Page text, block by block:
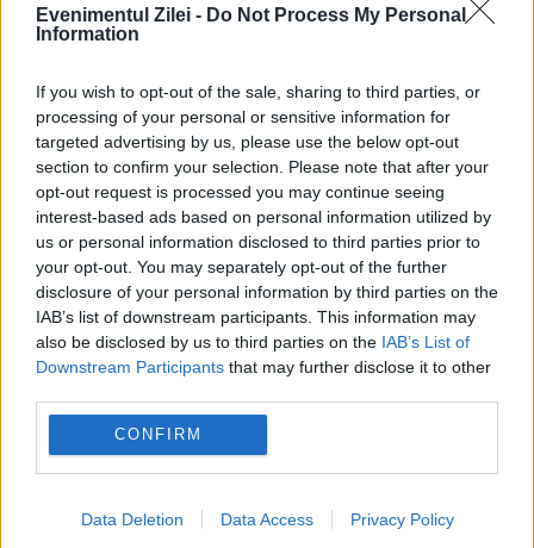
Evenimentul Zilei - Do Not Process My Personal
Information
If you wish to opt-out of the sale, sharing to third parties, or
processing of your personal or sensitive information for
targeted advertising by us, please use the below opt-out
section to confirm your selection. Please note that after your
opt-out request is processed you may continue seeing
interest-based ads based on personal information utilized by
us or personal information disclosed to third parties prior to
your opt-out. You may separately opt-out of the further
disclosure of your personal information by third parties on the
IAB’s list of downstream participants. This information may
also be disclosed by us to third parties on the IAB’s List of
Downstream Participants that may further disclose it to other
CONFIRM
Data Deletion Data Access Privacy Policy
dintr-un raport...
Ce este Zona 51? Aflați în 60 de
secunde
20 IUNIE 2015